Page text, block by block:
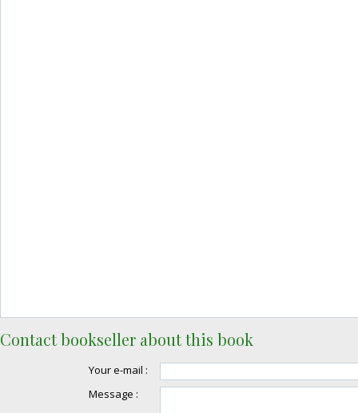
Contact bookseller about this book
Your e-mail :
Message :